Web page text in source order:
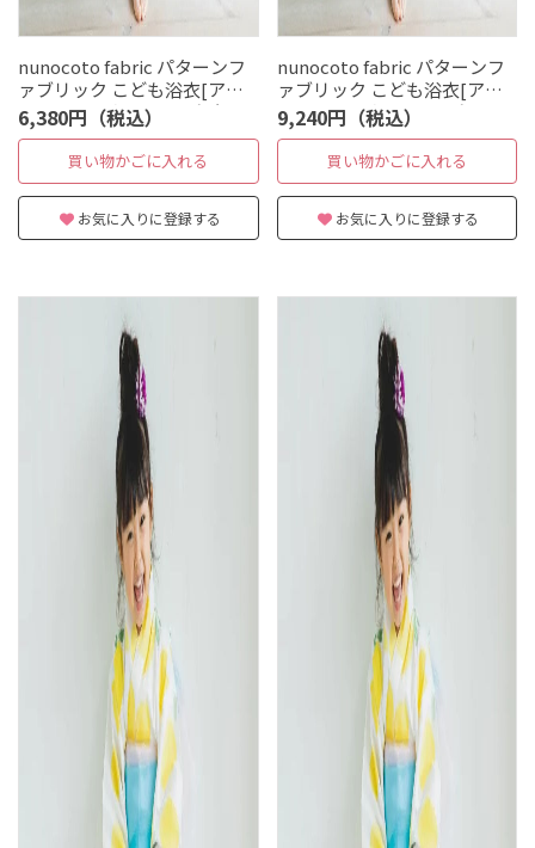
nunocoto fabric パターンフ
ァブリック こども浴衣[アー
ティチョーク] Sサイズ（90〜
100cm）
6,380円（税込）
買い物かごに入れる
お気に入りに登録する
nunocoto fabric パターンフ
ァブリック こども浴衣[アー
ティチョーク] Mサイズ
（120〜140cm）
9,240円（税込）
買い物かごに入れる
お気に入りに登録する